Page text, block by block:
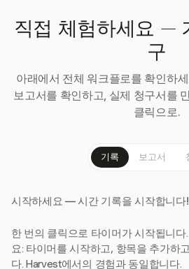
직접 체험하세요 —
구
아래에서 전체 워크플로를 확인하
보고서를 확인하고, 실제 청구서를
클릭으로.
기록 보고서
시작하세요 — 시간 기록을 시작합니다!
한 번의 클릭으로 타이머가 시작됩니
요: 타이머를 시작하고, 항목을 추가하
다. Harvest에서의 경험과 동일합니다.